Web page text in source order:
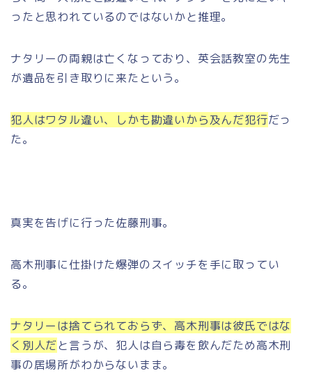
ったと思われているのではないかと推理。
ナタリーの両親は亡くなっており、英会話教室の先生
が遺品を引き取りに来たという。
犯人はワタル違い、しかも勘違いから及んだ犯行だっ
た。
真実を告げに行った佐藤刑事。
高木刑事に仕掛けた爆弾のスイッチを手に取ってい
る。
ナタリーは捨てられておらず、高木刑事は彼氏ではな
く別人だと言うが、犯人は自ら毒を飲んだため高木刑
事の居場所がわからないまま。